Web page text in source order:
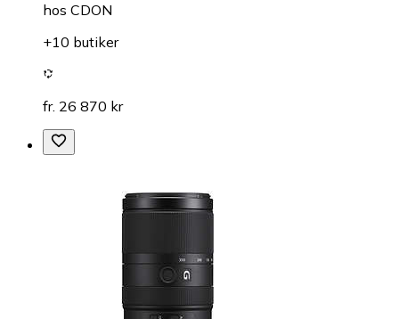
hos CDON
+10 butiker
fr. 26 870 kr